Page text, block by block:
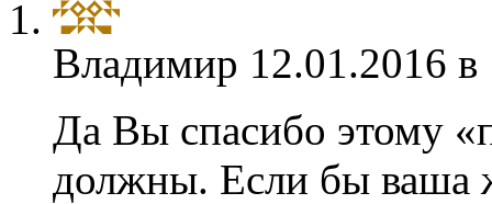
Владимир 12.01.2016
Да Вы спасибо этому
должны. Если бы ваша